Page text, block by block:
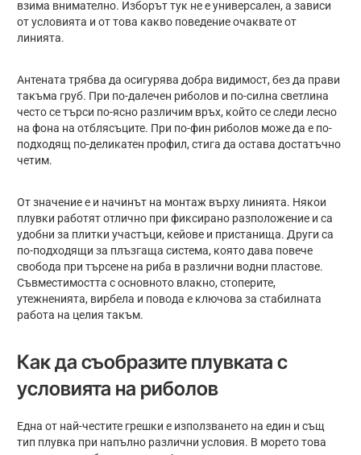
взима внимателно. Изборът тук не е универсален, а зависи
от условията и от това какво поведение очаквате от
линията.
Антената трябва да осигурява добра видимост, без да прави
такъма груб. При по-далечен риболов и по-силна светлина
често се търси по-ясно различим връх, който се следи лесно
на фона на отблясъците. При по-фин риболов може да е по-
подходящ по-деликатен профил, стига да остава достатъчно
четим.
От значение е и начинът на монтаж върху линията. Някои
плувки работят отлично при фиксирано разположение и са
удобни за плитки участъци, кейове и пристанища. Други са
по-подходящи за плъзгаща система, която дава повече
свобода при търсене на риба в различни водни пластове.
Съвместимостта с основното влакно, стоперите,
утежненията, вирбела и повода е ключова за стабилната
работа на целия такъм.
Как да съобразите плувката с
условията на риболов
Една от най-честите грешки е използването на един и същ
тип плувка при напълно различни условия. В морето това